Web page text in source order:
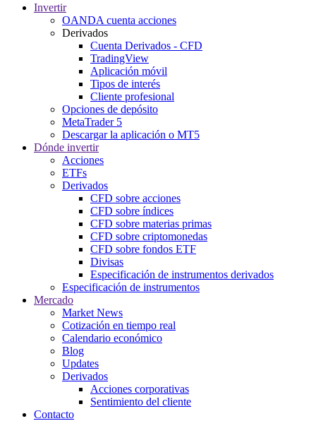
Invertir
OANDA cuenta acciones
Derivados
Cuenta Derivados - CFD
TradingView
Aplicación móvil
Tipos de interés
Cliente profesional
Opciones de depósito
MetaTrader 5
Descargar la aplicación o MT5
Dónde invertir
Acciones
ETFs
Derivados
CFD sobre acciones
CFD sobre índices
CFD sobre materias primas
CFD sobre criptomonedas
CFD sobre fondos ETF
Divisas
Especificación de instrumentos derivados
Especificación de instrumentos
Mercado
Market News
Cotización en tiempo real
Calendario económico
Blog
Updates
Derivados
Acciones corporativas
Sentimiento del cliente
Contacto